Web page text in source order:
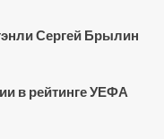
Сергей Брылин
в рейтинге УЕФА